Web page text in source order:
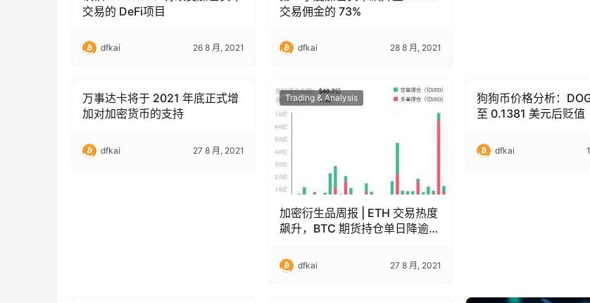
交易的 DeFi项目
dfkai 26 8 月, 2021
交易佣金的 73%
dfkai 28 8 月, 2021
Trading & Analysis
万事达卡将于 2021 年底正式增
加对加密货币的支持
dfkai 27 8 月, 2021
Trading & Analysis
加密衍生品周报 | ETH 交易热度
飙升，BTC 期货持仓单日降逾
dfkai 27 8 月, 2021
Trading & Analysis
狗狗币价格分析：
至 0.1381 美元后贬值
dfkai